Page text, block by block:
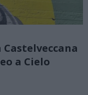
a Cielo